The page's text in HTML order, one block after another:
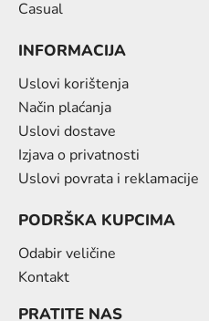
Casual
INFORMACIJA
Uslovi korištenja
Način plaćanja
Uslovi dostave
Izjava o privatnosti
Uslovi povrata i reklamacije
PODRŠKA KUPCIMA
Odabir veličine
Kontakt
PRATITE NAS